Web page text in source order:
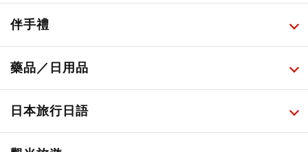
人氣店鋪美食
必吃的日式早餐
便利商店化妝品
藥妝店化妝品
所有
健康/美容儀器
廚房家電
伴手禮
所有
伴手禮排行榜
免稅商店
藥品／日用品
所有
百圓商店
日本旅行日語